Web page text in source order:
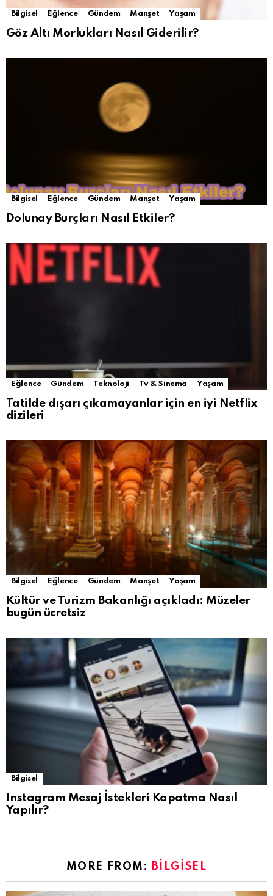
Bilgisel Eğlence Gündem Manşet Yaşam
Göz Altı Morlukları Nasıl Giderilir?
Bilgisel Eğlence Gündem Manşet Yaşam
Dolunay Burçları Nasıl Etkiler?
Eğlence Gündem Teknoloji Tv & Sinema Yaşam
Tatilde dışarı çıkamayanlar için en iyi Netflix
dizileri
Bilgisel Eğlence Gündem Manşet Yaşam
Kültür ve Turizm Bakanlığı açıkladı: Müzeler
bugün ücretsiz
Bilgisel
Instagram Mesaj İstekleri Kapatma Nasıl
Yapılır?
MORE FROM: BILGISEL